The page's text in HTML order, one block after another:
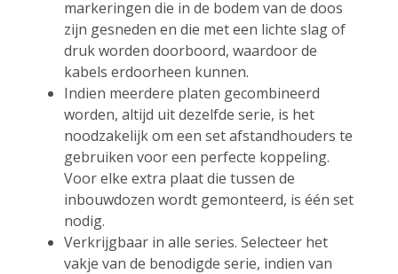
markeringen die in de bodem van de doos
zijn gesneden en die met een lichte slag of
druk worden doorboord, waardoor de
kabels erdoorheen kunnen.
Indien meerdere platen gecombineerd
worden, altijd uit dezelfde serie, is het
noodzakelijk om een set afstandhouders te
gebruiken voor een perfecte koppeling.
Voor elke extra plaat die tussen de
inbouwdozen wordt gemonteerd, is één set
nodig.
Verkrijgbaar in alle series. Selecteer het
vakje van de benodigde serie, indien van